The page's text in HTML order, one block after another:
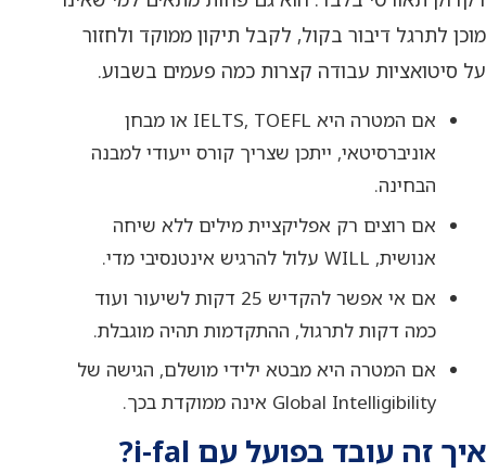
מוכן לתרגל דיבור בקול, לקבל תיקון ממוקד ולחזור
על סיטואציות עבודה קצרות כמה פעמים בשבוע.
אם המטרה היא IELTS, TOEFL או מבחן
אוניברסיטאי, ייתכן שצריך קורס ייעודי למבנה
הבחינה.
אם רוצים רק אפליקציית מילים ללא שיחה
אנושית, WILL עלול להרגיש אינטנסיבי מדי.
אם אי אפשר להקדיש 25 דקות לשיעור ועוד
כמה דקות לתרגול, ההתקדמות תהיה מוגבלת.
אם המטרה היא מבטא ילידי מושלם, הגישה של
Global Intelligibility אינה ממוקדת בכך.
איך זה עובד בפועל עם i-fal?